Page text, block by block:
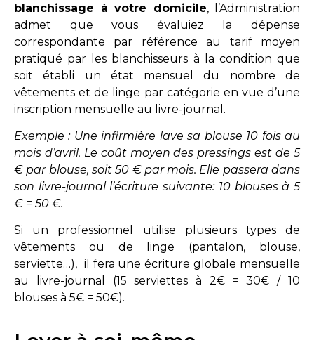
blanchissage à votre domicile, l’Administration
admet que vous évaluiez la dépense
correspondante par référence au tarif moyen
pratiqué par les blanchisseurs à la condition que
soit établi un état mensuel du nombre de
vêtements et de linge par catégorie en vue d’une
inscription mensuelle au livre-journal.
Exemple : Une infirmière lave sa blouse 10 fois au
mois d’avril. Le coût moyen des pressings est de 5
€ par blouse, soit 50 € par mois. Elle passera dans
son livre-journal l’écriture suivante: 10 blouses à 5
€ = 50 €.
Si un professionnel utilise plusieurs types de
vêtements ou de linge (pantalon, blouse,
serviette…), il fera une écriture globale mensuelle
au livre-journal (15 serviettes à 2€ = 30€ / 10
blouses à 5€ = 50€).